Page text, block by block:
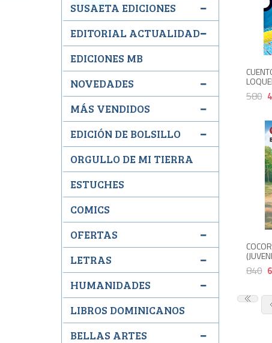
580
840
SUSAETA EDICIONES
EDITORIAL ACTUALIDAD
EDICIONES MB
NOVEDADES
MÁS VENDIDOS
EDICIÓN DE BOLSILLO
ORGULLO DE MI TIERRA
ESTUCHES
COMICS
OFERTAS
LETRAS
HUMANIDADES
LIBROS DOMINICANOS
BELLAS ARTES